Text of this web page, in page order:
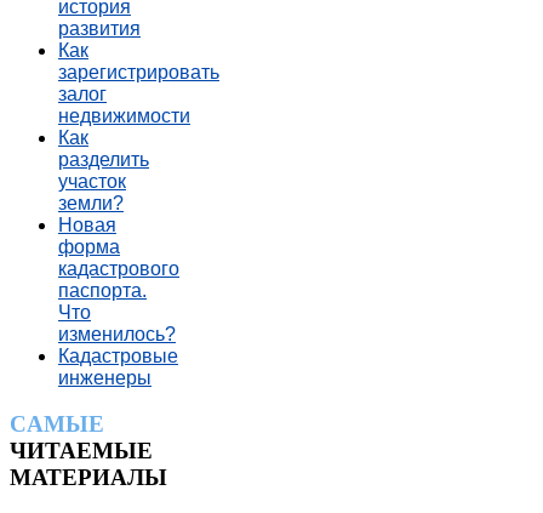
история
развития
Как
зарегистрировать
залог
недвижимости
Как
разделить
участок
земли?
Новая
форма
кадастрового
паспорта.
Что
изменилось?
Кадастровые
инженеры
CАМЫЕ
ЧИТАЕМЫЕ
МАТЕРИАЛЫ